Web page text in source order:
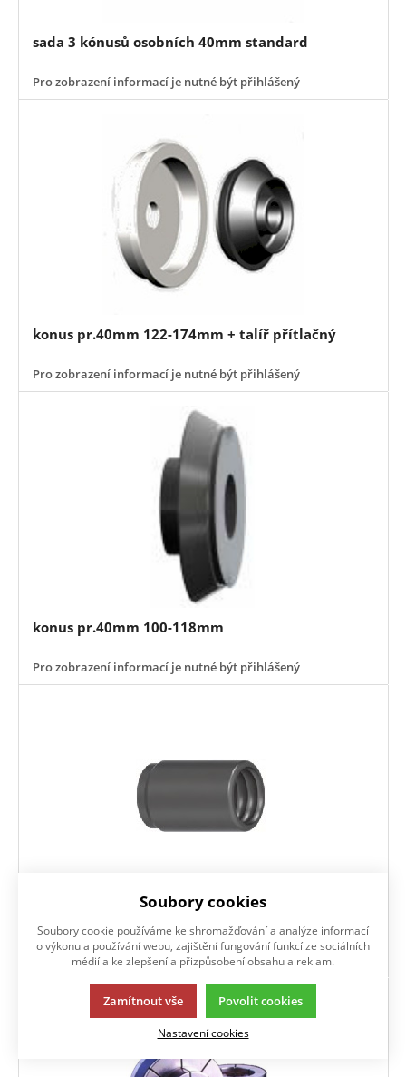
sada 3 kónusů osobních 40mm standard
Pro zobrazení informací je nutné být přihlášený
konus pr.40mm 122-174mm + talíř přítlačný
Pro zobrazení informací je nutné být přihlášený
konus pr.40mm 100-118mm
Pro zobrazení informací je nutné být přihlášený
Pro zobrazení informací je nutné být přihlášený
Soubory cookies
Soubory cookie používáme ke shromažďování a analýze informací
o výkonu a používání webu, zajištění fungování funkcí ze sociálních
médií a ke zlepšení a přizpůsobení obsahu a reklam.
Zamítnout vše Povolit cookies
Nastavení cookies